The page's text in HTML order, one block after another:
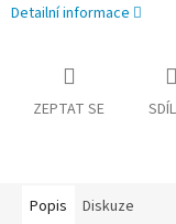
Detailní informace
ZEPTAT SE
Popis Diskuze